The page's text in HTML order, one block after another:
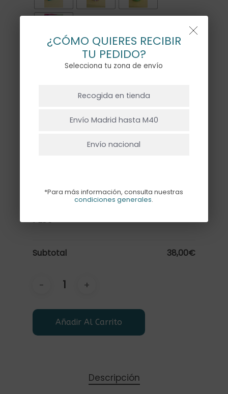
pongamos en el globo.
GLOBO XL HAPPY BDAY CON
PESO
Subtotal 38,00€
Añadir Al Carrito
Descripción
¿CÓMO QUIERES RECIBIR
TU PEDIDO?
Selecciona tu zona de envío
Recogida en tienda
Envío Madrid hasta M40
Envío nacional
*Para más información, consulta nuestras
condiciones generales.